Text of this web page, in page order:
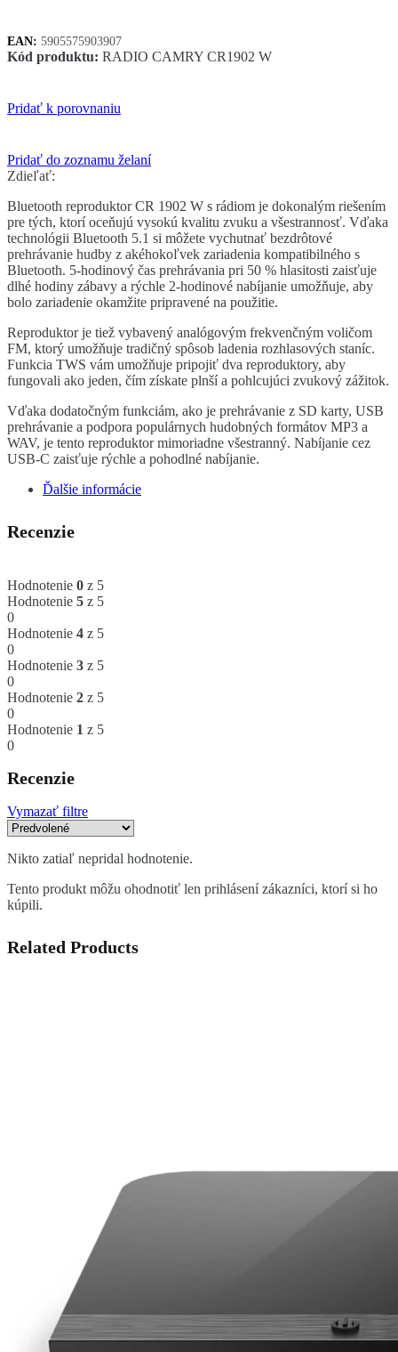
EAN: 5905575903907
Kód produktu: RADIO CAMRY CR1902 W
Pridať k porovnaniu
Pridať do zoznamu želaní
Zdieľať:
Bluetooth reproduktor CR 1902 W s rádiom je dokonalým riešením
pre tých, ktorí oceňujú vysokú kvalitu zvuku a všestrannosť. Vďaka
technológii Bluetooth 5.1 si môžete vychutnať bezdrôtové
prehrávanie hudby z akéhokoľvek zariadenia kompatibilného s
Bluetooth. 5-hodinový čas prehrávania pri 50 % hlasitosti zaisťuje
dlhé hodiny zábavy a rýchle 2-hodinové nabíjanie umožňuje, aby
bolo zariadenie okamžite pripravené na použitie.
Reproduktor je tiež vybavený analógovým frekvenčným voličom
FM, ktorý umožňuje tradičný spôsob ladenia rozhlasových staníc.
Funkcia TWS vám umožňuje pripojiť dva reproduktory, aby
fungovali ako jeden, čím získate plnší a pohlcujúci zvukový zážitok.
Vďaka dodatočným funkciám, ako je prehrávanie z SD karty, USB
prehrávanie a podpora populárnych hudobných formátov MP3 a
WAV, je tento reproduktor mimoriadne všestranný. Nabíjanie cez
USB-C zaisťuje rýchle a pohodlné nabíjanie.
Ďalšie informácie
Recenzie
Hodnotenie 0 z 5
Hodnotenie 5 z 5
0
Hodnotenie 4 z 5
0
Hodnotenie 3 z 5
0
Hodnotenie 2 z 5
0
Hodnotenie 1 z 5
0
Recenzie
Vymazať filtre
Nikto zatiaľ nepridal hodnotenie.
Tento produkt môžu ohodnotiť len prihlásení zákazníci, ktorí si ho
kúpili.
Related Products